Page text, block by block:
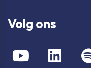
Volg ons